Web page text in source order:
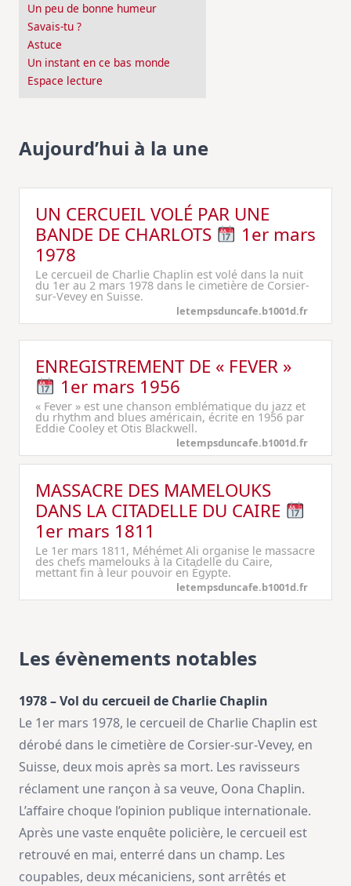
Un peu de bonne humeur
Savais-tu ?
Astuce
Un instant en ce bas monde
Espace lecture
Aujourd’hui à la une
UN CERCUEIL VOLÉ PAR UNE
BANDE DE CHARLOTS
1er mars
1978
Le cercueil de Charlie Chaplin est volé dans la nuit
du 1er au 2 mars 1978 dans le cimetière de Corsier-
sur-Vevey en Suisse.
letempsduncafe.b1001d.fr
ENREGISTREMENT DE « FEVER »
1er mars 1956
« Fever » est une chanson emblématique du jazz et
du rhythm and blues américain, écrite en 1956 par
Eddie Cooley et Otis Blackwell.
letempsduncafe.b1001d.fr
MASSACRE DES MAMELOUKS
DANS LA CITADELLE DU CAIRE
1er mars 1811
Le 1er mars 1811, Méhémet Ali organise le massacre
des chefs mamelouks à la Citadelle du Caire,
mettant fin à leur pouvoir en Égypte.
letempsduncafe.b1001d.fr
Les évènements notables
1978 – Vol du cercueil de Charlie Chaplin
Le 1er mars 1978, le cercueil de Charlie Chaplin est
dérobé dans le cimetière de Corsier-sur-Vevey, en
Suisse, deux mois après sa mort. Les ravisseurs
réclament une rançon à sa veuve, Oona Chaplin.
L’affaire choque l’opinion publique internationale.
Après une vaste enquête policière, le cercueil est
retrouvé en mai, enterré dans un champ. Les
coupables, deux mécaniciens, sont arrêtés et